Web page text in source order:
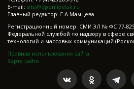
E-mail: site@openlipetsk.ru
Главный редактор: Е.А.Мамцева
Регистрационный номер: СМИ ЭЛ № ФС 77-
Федеральной службой по надзору в сфере
технологий и массовых коммуникаций
Правила использования сайта
Карта сайта